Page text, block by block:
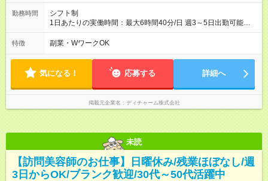
勤務時間
シフト制
1日あたりの実働時間：最大6時間40分/日 週3～5日出勤可能な
方 （シフト例） 9:00～16:40（休憩1時間含む） ご希望に合わせ
て勤務終了時間はご相談可能です ※勤務地により多少の前後
特徴 副業・WワークOK
気になる！ 応募する 詳細へ
掲載元企業名 ディチャーム株式会社
未読
【訪問美容師のお仕事】日曜休み/残業ほぼなし/週
3日からOK/ブランク歓迎/30代～50代活躍中